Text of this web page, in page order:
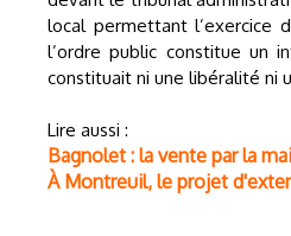
local permettant l’exercice
l’ordre public constitue un
constituait ni une libéralité ni
Lire aussi :
Bagnolet : la vente par la
À Montreuil, le projet